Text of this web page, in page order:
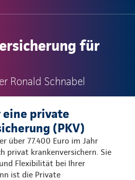
für
Ronald Schnabel
eine private
(PKV)
über 77.400 Euro im Jahr
privat krankenversichern. Sie
Flexibilität bei Ihrer
ist die Private